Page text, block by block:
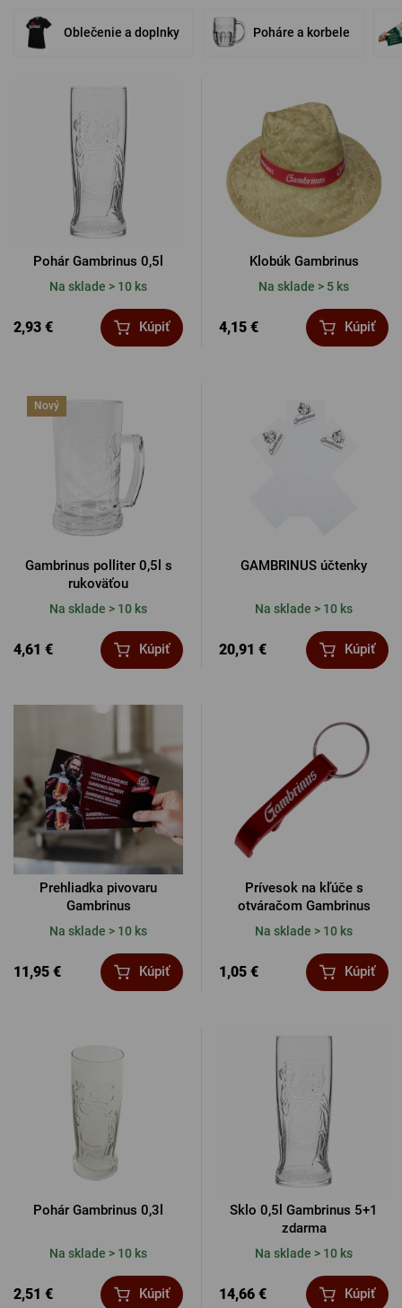
PRIHLÁSENIE CEZ FACEBOOK
PRIHLÁSENIE CEZ GOOGLE
PRIHLÁSENIE CEZ APPLE
PRIHLÁSENIE CEZ SEZNAM
Oblečenie a doplnky Poháre a korbele
Pohár Gambrinus 0,5l
Na sklade > 10 ks
2,93 € Kúpiť
Klobúk Gambrinus
Na sklade > 5 ks
4,15 € Kúpiť
Nový
Gambrinus polliter 0,5l s
rukoväťou
Na sklade > 10 ks
4,61 € Kúpiť
GAMBRINUS účtenky
Na sklade > 10 ks
20,91 € Kúpiť
Prehliadka pivovaru
Gambrinus
Na sklade > 10 ks
11,95 € Kúpiť
Prívesok na kľúče s
otváračom Gambrinus
Na sklade > 10 ks
1,05 € Kúpiť
Pohár Gambrinus 0,3l
Na sklade > 10 ks
2,51 € Kúpiť
Sklo 0,5l Gambrinus 5+1
zdarma
Na sklade > 10 ks
14,66 € Kúpiť